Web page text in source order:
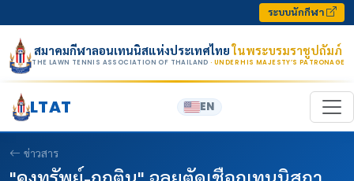
ระบบนักกีฬา
สมาคมกีฬาลอนเทนนิสแห่งประเทศไทยในพระบรมราชูปถัมภ์
THE LAWN TENNIS ASSOCIATION OF THAILAND · UNDER HIS MAJESTY’S PATRONAGE
LTAT EN
ข่าวสาร